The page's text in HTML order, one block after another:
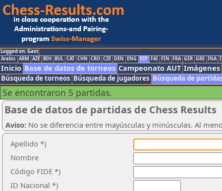
Logged on: Gast
Arabic ARM AZE BIH BUL CAT CHN CRO CZE DEN ENG ESP FAI FIN FRA GER GRE INA
Inicio Base de datos de torneos Campeonato AUT Imágenes
Búsqueda de torneos Búsqueda de jugadores Búsqueda de
Se encontraron 5 partidas.
Base de datos de partidas de Chess Results
Aviso: No se diferencia entre mayúsculas y minúsculas. Al
Apellido *)
Nombre
Código FIDE *)
ID Nacional *)